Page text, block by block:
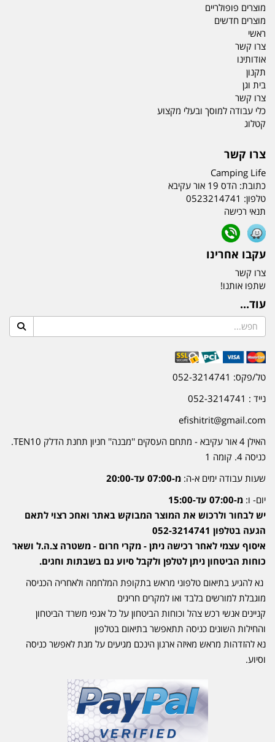
מוצרים פופולריים
מוצרים חדשים
ראשי
צרו קשר
אודותינו
תקנון
בית וגן
צרו קשר
כלי עבודה למוסך ובעלי מקצוע
קטלוג
צרו קשר
Camping Life
כתובת: הדס 19 אור עקיבא
טלפון: 0523214741
תנאי רכישה
עקבו אחרינו
צרו קשר
שתפו אותנו!
עוד...
טל/פקס: 052-3214741
נייד : 052-3214741
efishitrit@gmail.com
האילן 4 אור עקיבא - מתחם העסקים ''מבנה'' חניון תחנת הדלק TEN10.
כניסה 4. קומה 1
שעות עבודה ימים א-ה: מ-07:00 עד-20:00
יום- ו: מ-07:00 עד-15:00
יש לבחור ולרכוש את המוצר המבוקש באתר ואחכ רצוי לתאם
הגעה בטלפון 052-3214741
איסוף עצמי לאחר רכישה ניתן - מקרי חרום - משטרה צ.ה.ל ושאר
כוחות הביטחון ניתן לטלפן ולקבל סיוע גם בשבתות וחגים.
נא להגיע בתיאום טלפוני מראש בתקופת המלחמה ולאחריה הכניסה
מוגבלת למורשים בלבד ואו למקרים חריגים
קניינים אנשי רכש צהל וכוחות הביטחון על כל אגפי משרד הביטחון
והחילות השונים כניסה תתאפשר בתיאום בטלפון
נא להזדהות מראש מאיזה ארגון הינכם מגיעים על מנת לאפשר כניסה
וסיוע.